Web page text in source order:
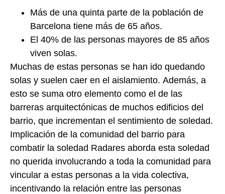
Más de una quinta parte de la población de
Barcelona tiene más de 65 años.
El 40% de las personas mayores de 85 años
viven solas.
Muchas de estas personas se han ido quedando
solas y suelen caer en el aislamiento. Además, a
esto se suma otro elemento como el de las
barreras arquitectónicas de muchos edificios del
barrio, que incrementan el sentimiento de soledad.
Implicación de la comunidad del barrio para
combatir la soledad Radares aborda esta soledad
no querida involucrando a toda la comunidad para
vincular a estas personas a la vida colectiva,
incentivando la relación entre las personas